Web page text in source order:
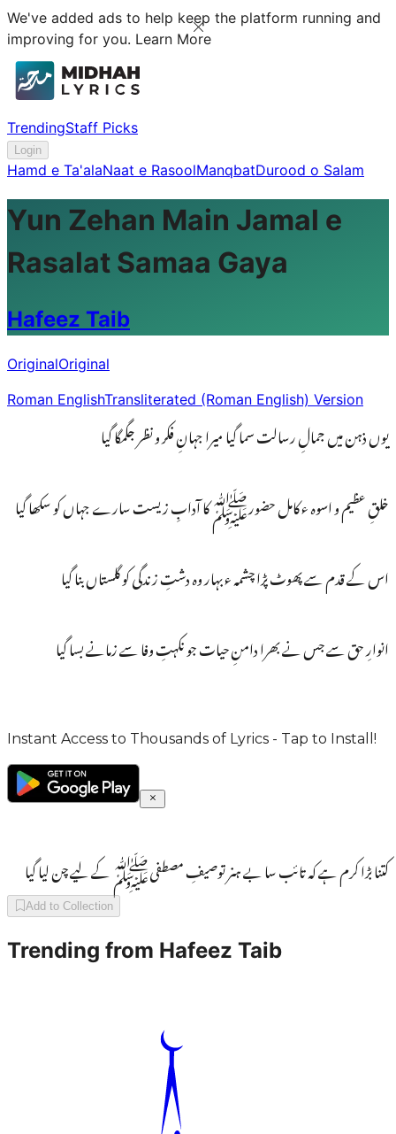
We've added ads to help keep the platform running and
improving for you. Learn More
TrendingStaff Picks
Login
Hamd e Ta'alaNaat e RasoolManqbatDurood o Salam
Yun Zehan Main Jamal e
Rasalat Samaa Gaya
Hafeez Taib
OriginalOriginal
Roman EnglishTransliterated (Roman English) Version
یوں ذہن میں جمالِ رسالت سما گیا میرا جہانِ فکر و نظر جگمگا گیا
خلقِ عظیم و اسوہ ء کامل حضورﷺ کا آدابِ زیست سارے جہاں کو سکھا گیا
اس کے قدم سے پھوٹ پڑا چشمہ ء بہار وہ دشتِ زندگی کو گلستاں بنا گیا
انوارِ حق سے جس نے بھرا دامنِ حیات جو نکہتِ وفا سے زمانے بسا گیا
Instant Access to Thousands of Lyrics - Tap to Install!
کتنا بڑا کرم ہے کہ تائب سا بے ہنر توصیفِ مصطفیﷺ کے لیے چن لیا گیا
Add to Collection
Trending from Hafeez Taib